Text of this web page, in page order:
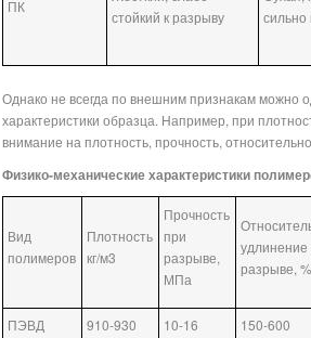
ПК
стойкий к разрыву
Однако не всегда по внешним признакам можно
характеристики образца. Например, при
внимание на плотность, прочность,
Физико-механические характеристики
Вид
полимеров
Плотность
кг/м3
Прочность
при
разрыве,
МПа
удлинение
разрыве, %
ПЭВД 910-930 10-16 150-600